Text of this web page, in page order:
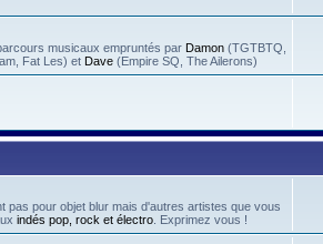
musicaux empruntés par Damon (TGTBTQ,
Fat Les) et Dave (Empire SQ, The Ailerons)
pas pour objet blur mais d'autres artistes que vous
indés pop, rock et électro . Exprimez vous !